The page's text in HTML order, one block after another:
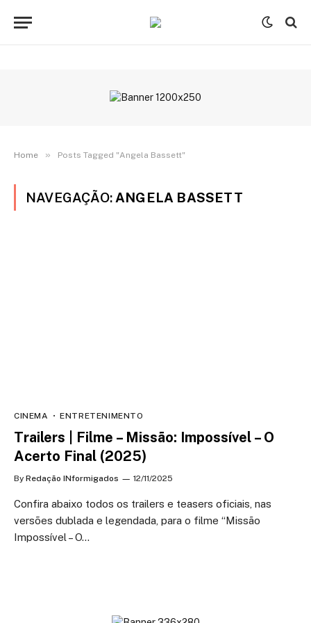
Home » Posts Tagged "Angela Bassett"
NAVEGAÇÃO: ANGELA BASSETT
CINEMA ENTRETENIMENTO
Trailers | Filme – Missão: Impossível – O
Acerto Final (2025)
By Redação INformigados 12/11/2025
Confira abaixo todos os trailers e teasers oficiais, nas
versões dublada e legendada, para o filme “Missão
Impossível – O…